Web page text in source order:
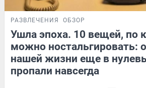
РАЗВЛЕЧЕНИЯ ОБЗОР
Ушла эпоха. 10 вещей, по
можно ностальгировать:
нашей жизни еще в
пропали навсегда